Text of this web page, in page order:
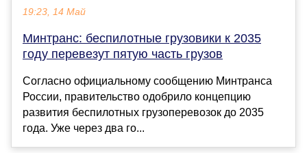
19:23, 14 Май
Минтранс: беспилотные грузовики к 2035
году перевезут пятую часть грузов
Согласно официальному сообщению Минтранса
России, правительство одобрило концепцию
развития беспилотных грузоперевозок до 2035
года. Уже через два го...